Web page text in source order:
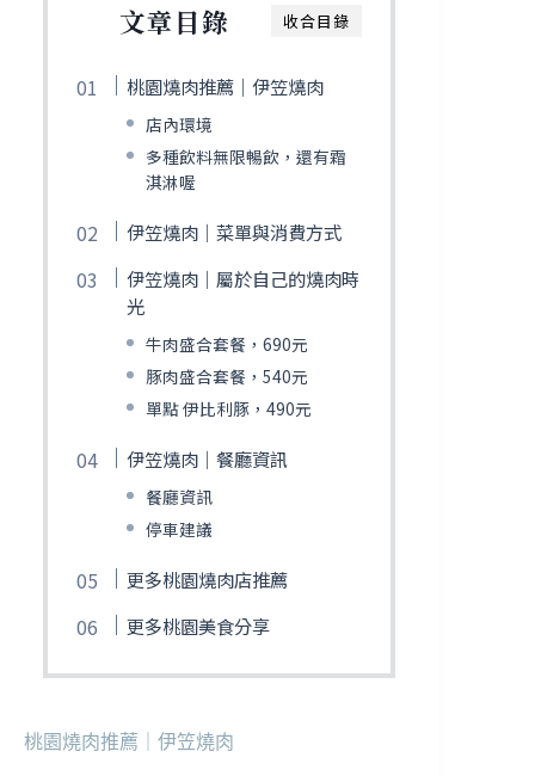
收合目錄
文章目錄
桃園燒肉推薦｜伊笠燒肉
店內環境
多種飲料無限暢飲，還有霜
淇淋喔
伊笠燒肉｜菜單與消費方式
伊笠燒肉｜屬於自己的燒肉時
光
牛肉盛合套餐，690元
豚肉盛合套餐，540元
單點 伊比利豚，490元
伊笠燒肉｜餐廳資訊
餐廳資訊
停車建議
更多桃園燒肉店推薦
更多桃園美食分享
桃園燒肉推薦｜伊笠燒肉